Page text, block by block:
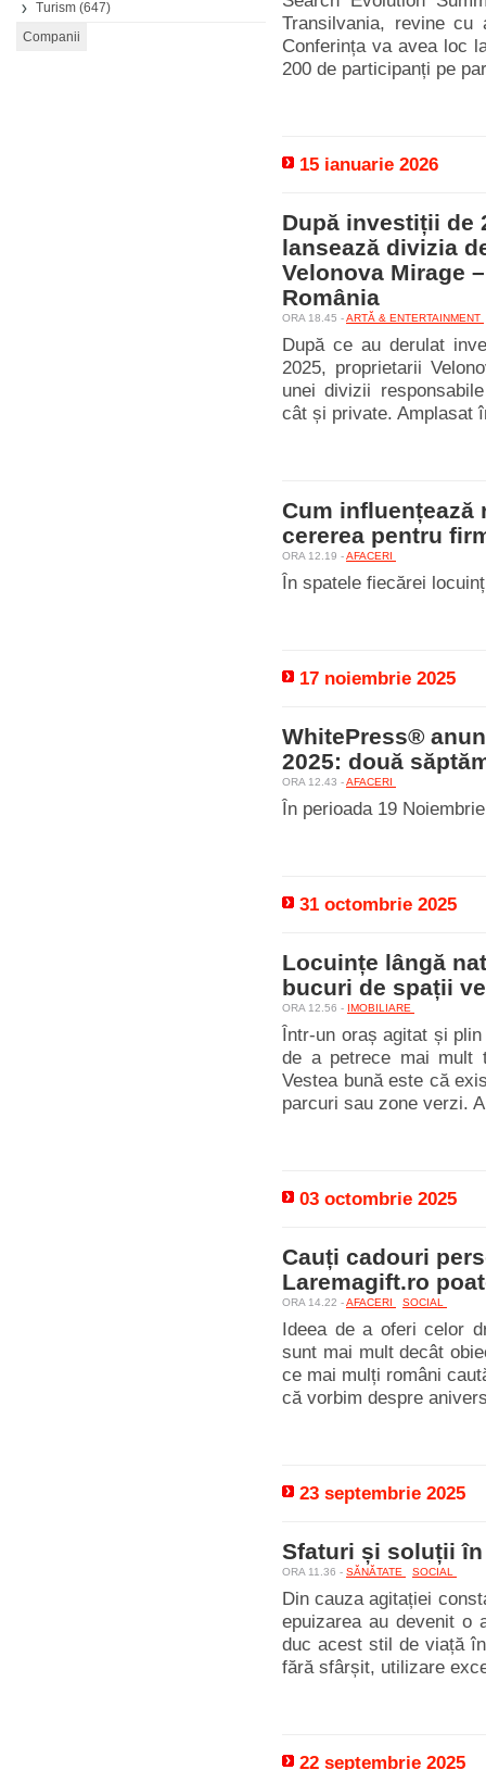
Turism (647)
Transilvania, revine cu
Conferința va avea loc
200 de participanți pe
15 ianuarie 2026
După investiții de
lansează divizia
Velonova Mirage
România
ORA 18.45 -ARTĂ & ENTERTAINMENT
După ce au derulat
2025, proprietarii
unei divizii
cât și private. Amplasat
Cum
cererea pentru
ORA 12.19 -AFACERI
În spatele fiecărei
17 noiembrie 2025
WhitePress®
2025: două
ORA 12.43 -AFACERI
În perioada 19
31 octombrie 2025
Locuințe lângă
bucuri de spații
ORA 12.56 - IMOBILIARE
Într-un oraș agitat și
de a petrece mai mult
Vestea bună este că
parcuri sau zone verzi.
03 octombrie 2025
Cauți cadouri
Laremagift.ro
ORA 14.22 -AFACERI SOCIAL
Ideea de a oferi celor
sunt mai mult decât
ce mai mulți români
că vorbim despre
23 septembrie 2025
Sfaturi și soluții
ORA 11.36 - SĂNĂTATE SOCIAL
Din cauza agitației
epuizarea au devenit o
duc acest stil de viață
fără sfârșit, utilizare
22 septembrie 2025